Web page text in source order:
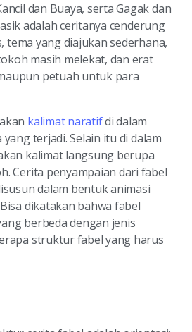
dan Buaya, serta Gagak dan
adalah ceritanya cenderung
tema yang diajukan sederhana,
masih melekat, dan erat
petuah untuk para
kalimat naratifdi dalam
terjadi. Selain itu di dalam
kalimat langsung berupa
Cerita penyampaian dari fabel
dalam bentuk animasi
dikatakan bahwa fabel
berbeda dengan jenis
struktur fabel yang harus